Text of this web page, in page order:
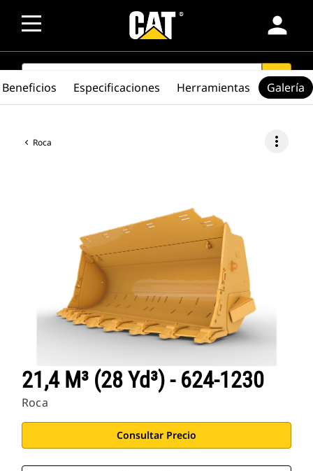
person
SEARCH search
Roca more_vert
21,4 M³ (28 Yd³) - 624-1230
Roca
Consultar Precio
Beneficios Especificaciones Herramientas Galería